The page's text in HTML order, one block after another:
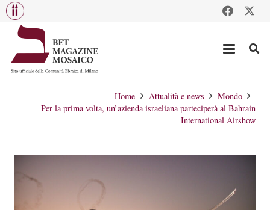
Home Attualità e news
Mondo
Per la prima volta, un’azienda israeliana parteciperà al Bahrain
International Airshow